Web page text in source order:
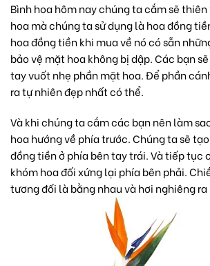
Bình hoa hôm nay chúng ta cắm sẽ
hoa mà chúng ta sử dụng làhoa đồng
hoa đồng tiền khi mua về nó có sẵn
bảo vệ mặt hoa không bị dập. Các bạn
tay vuốt nhẹ phần mặt hoa. Để phần
ra tự nhiên đẹp nhất có thể.
Và khi chúng ta cắm các bạn nên làm
hoa hướng về phía trước. Chúng ta sẽ
đồng tiền ở phía bên tay trái. Và tiếp tục
khóm hoa đối xứng lại phía bên phải.
tương đối là bằng nhau và hơi nghiêng